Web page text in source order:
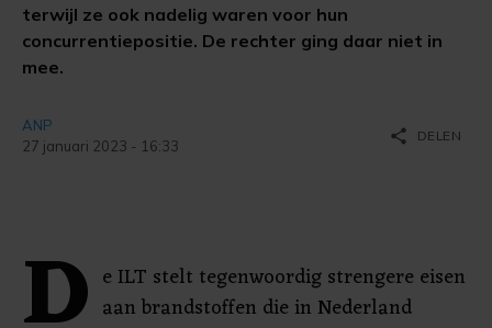
terwijl ze ook nadelig waren voor hun
concurrentiepositie. De rechter ging daar niet in
mee.
ANP
27 januari 2023 - 16:33
share DELEN
e ILT stelt tegenwoordig strengere eisen
aan brandstoffen die in Nederland